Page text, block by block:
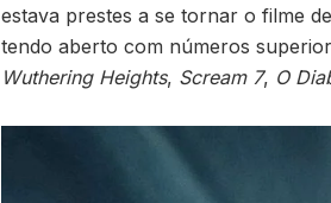
estava prestes a se tornar o filme
tendo aberto com números
Wuthering Heights, Scream 7, O